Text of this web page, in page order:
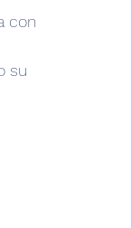
con
su